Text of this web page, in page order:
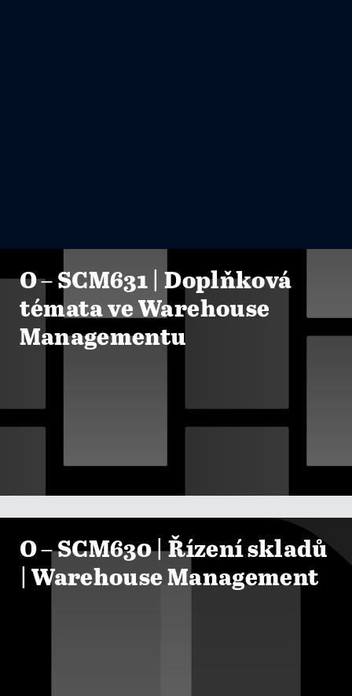
O – SCM631 | Doplňková
témata ve Warehouse
Managementu

O – SCM630 | Řízení skladů
| Warehouse Management